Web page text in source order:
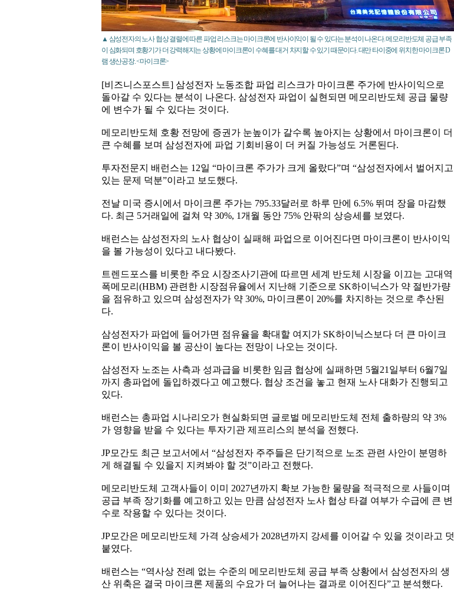
▲ 삼성전자의 노사 협상 결렬에 따른 파업 리스크는 마이크론에 반사이익이 될 수 있다는 분석이 나온다. 메모리반도체 공급 부족
이 심화되며 호황기가 더 강력해지는 상황에 마이크론이 수혜를 대거 차지할 수 있기 때문이다. 대만 타이중에 위치한 마이크론 D
램 생산공장. <마이크론>
[비즈니스포스트] 삼성전자 노동조합 파업 리스크가 마이크론 주가에 반사이익으로
돌아갈 수 있다는 분석이 나온다. 삼성전자 파업이 실현되면 메모리반도체 공급 물량
에 변수가 될 수 있다는 것이다.
메모리반도체 호황 전망에 증권가 눈높이가 갈수록 높아지는 상황에서 마이크론이 더
큰 수혜를 보며 삼성전자에 파업 기회비용이 더 커질 가능성도 거론된다.
투자전문지 배런스는 12일 “마이크론 주가가 크게 올랐다”며 “삼성전자에서 벌어지고
있는 문제 덕분”이라고 보도했다.
전날 미국 증시에서 마이크론 주가는 795.33달러로 하루 만에 6.5% 뛰며 장을 마감했
다. 최근 5거래일에 걸쳐 약 30%, 1개월 동안 75% 안팎의 상승세를 보였다.
배런스는 삼성전자의 노사 협상이 실패해 파업으로 이어진다면 마이크론이 반사이익
을 볼 가능성이 있다고 내다봤다.
트렌드포스를 비롯한 주요 시장조사기관에 따르면 세계 반도체 시장을 이끄는 고대역
폭메모리(HBM) 관련한 시장점유율에서 지난해 기준으로 SK하이닉스가 약 절반가량
을 점유하고 있으며 삼성전자가 약 30%, 마이크론이 20%를 차지하는 것으로 추산된
다.
삼성전자가 파업에 들어가면 점유율을 확대할 여지가 SK하이닉스보다 더 큰 마이크
론이 반사이익을 볼 공산이 높다는 전망이 나오는 것이다.
삼성전자 노조는 사측과 성과급을 비롯한 임금 협상에 실패하면 5월21일부터 6월7일
까지 총파업에 돌입하겠다고 예고했다. 협상 조건을 놓고 현재 노사 대화가 진행되고
있다.
배런스는 총파업 시나리오가 현실화되면 글로벌 메모리반도체 전체 출하량의 약 3%
가 영향을 받을 수 있다는 투자기관 제프리스의 분석을 전했다.
JP모간도 최근 보고서에서 “삼성전자 주주들은 단기적으로 노조 관련 사안이 분명하
게 해결될 수 있을지 지켜봐야 할 것”이라고 전했다.
메모리반도체 고객사들이 이미 2027년까지 확보 가능한 물량을 적극적으로 사들이며
공급 부족 장기화를 예고하고 있는 만큼 삼성전자 노사 협상 타결 여부가 수급에 큰 변
수로 작용할 수 있다는 것이다.
JP모간은 메모리반도체 가격 상승세가 2028년까지 강세를 이어갈 수 있을 것이라고 덧
붙였다.
배런스는 “역사상 전례 없는 수준의 메모리반도체 공급 부족 상황에서 삼성전자의 생
산 위축은 결국 마이크론 제품의 수요가 더 늘어나는 결과로 이어진다”고 분석했다.